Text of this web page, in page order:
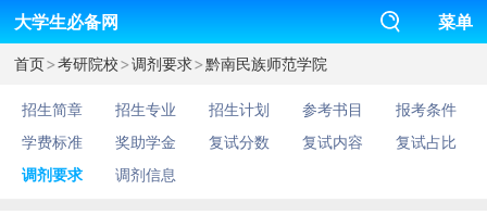
大学生必备网 菜单
首页>考研院校>调剂要求>黔南民族师范学院
招生简章 招生专业 招生计划 参考书目
报考条件
学费标准
奖助学金 复试分数 复试内容
复试占比
调剂要求
调剂信息